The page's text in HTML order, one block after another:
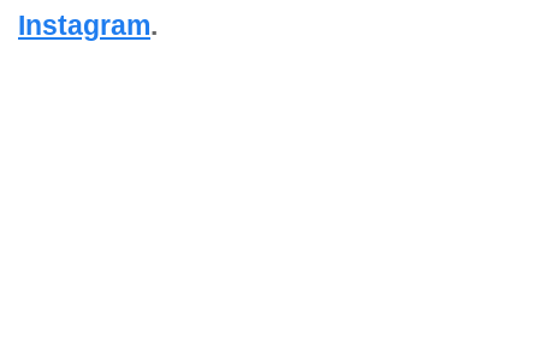
Instagram.